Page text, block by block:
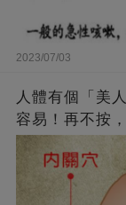
2023/07/03
人體有個「美
容易！再不按